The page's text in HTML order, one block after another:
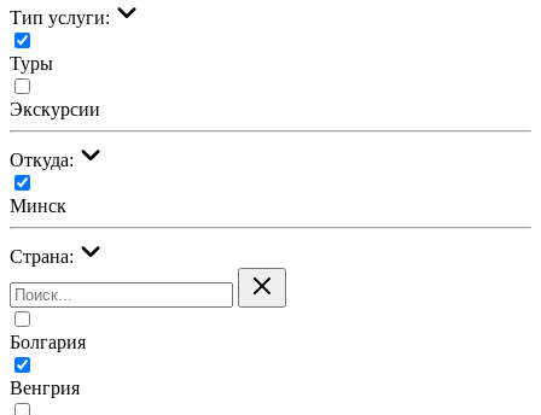
Тип услуги:
Туры
Экскурсии
Откуда:
Минск
Страна:
Болгария
Венгрия